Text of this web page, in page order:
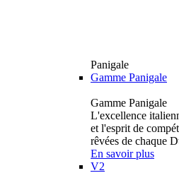
Panigale
Gamme Panigale
Gamme Panigale
L'excellence
et l'esprit de
rêvées de chaque
En savoir plus
V2